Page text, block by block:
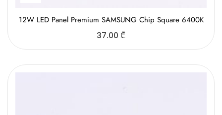
12W LED Panel Premium SAMSUNG Chip Square 6400K
37.00 ₾